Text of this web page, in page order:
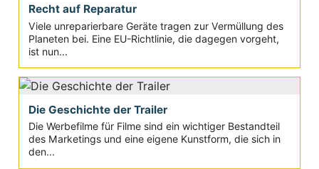
Recht auf Reparatur
Viele unreparierbare Geräte tragen zur Vermüllung des
Planeten bei. Eine EU-Richtlinie, die dagegen vorgeht,
ist nun...
Die Geschichte der Trailer
Die Werbefilme für Filme sind ein wichtiger Bestandteil
des Marketings und eine eigene Kunstform, die sich in
den...